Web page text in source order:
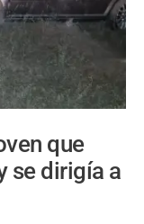
que
se dirigía a